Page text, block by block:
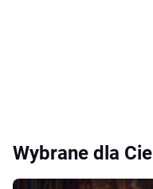
Wybrane dla